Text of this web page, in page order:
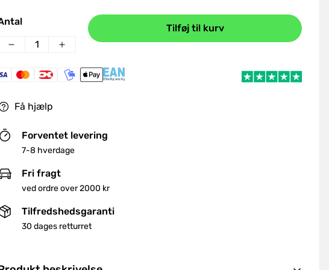
Tilføj til kurv
Få hjælp
Forventet levering
7-8 hverdage
Fri fragt
ved ordre over 2000 kr
Tilfredshedsgaranti
30 dages retturret